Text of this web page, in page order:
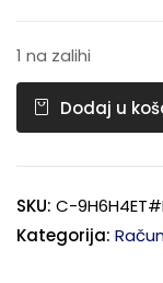
1 na zalihi
Dodaj u
SKU: C-
Kategorija: